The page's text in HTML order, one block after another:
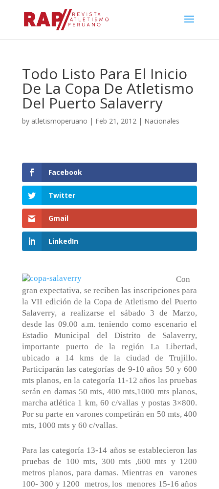
Todo Listo Para El Inicio
De La Copa De Atletismo
Del Puerto Salaverry
by atletismoperuano | Feb 21, 2012| Nacionales
Facebook
Twitter
Gmail
LinkedIn
Con
gran expectativa, se reciben las inscripciones para
la VII edición de la Copa de Atletismo del Puerto
Salaverry, a realizarse el sábado 3 de Marzo,
desde las 09.00 a.m. teniendo como escenario el
Estadio Municipal del Distrito de Salaverry,
importante puerto de la región La Libertad,
ubicado a 14 kms de la ciudad de Trujillo.
Participarán las categorías de 9-10 años 50 y 600
mts planos, en la categoría 11-12 años las pruebas
serán en damas 50 mts, 400 mts,1000 mts planos,
marcha atlética 1 km, 60 c/vallas y postas 3×800.
Por su parte en varones competirán en 50 mts, 400
mts, 1000 mts y 60 c/vallas.
Para las categoría 13-14 años se establecieron las
pruebas de 100 mts, 300 mts ,600 mts y 1200
metros planos, para damas. Mientras en
varones
100- 300 y 1200 metros, los menores 15-16 años